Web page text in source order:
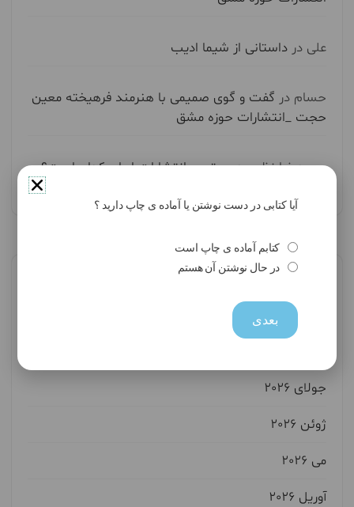
علی در داستانی از شیما ادیب
حسام در گفت و گوی صمیمی با هنرمند فرهیخته معین
حجت _انتشارات حوزه مشق
حميدرضا نظريدربهترین انتشارات ایران کدام است؟
بایگانی‌ها
جولای 2026
ژوئن 2026
می 2026
آوریل 2026
آیا کتابی در دست نوشتن یا آماده ی چاپ دارید ؟
کتابم آماده ی چاپ است
در حال نوشتن آن هستم
بعدی